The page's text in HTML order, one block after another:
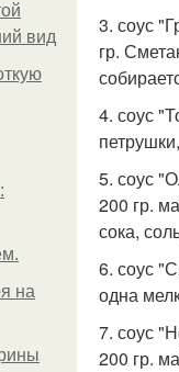
вид
на
3. соус
гр.
4. соус
5. соус
200 гр.
сока,
6. соус
одна
7. соус
200 гр.